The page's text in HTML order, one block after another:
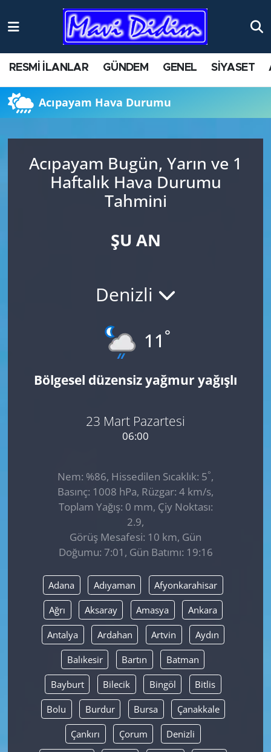
RESMİ İLANLAR GÜNDEM GENEL SİYASET
Acıpayam Hava Durumu
Acıpayam Bugün, Yarın ve 1
Haftalık Hava Durumu
Tahmini
ŞU AN
Denizli
11 °
Bölgesel düzensiz yağmur yağışlı
23 Mart Pazartesi
06:00
Nem: %86, Hissedilen Sıcaklık: 5°,
Basınç: 1008 hPa, Rüzgar: 4 km/s,
Toplam Yağış: 0 mm, Çiy Noktası:
2.9,
Görüş Mesafesi: 10 km, Gün
Doğumu: 7:01, Gün Batımı: 19:16
Adana Adıyaman Afyonkarahisar
Ağrı Aksaray Amasya Ankara
Antalya Ardahan Artvin Aydın
Balıkesir Bartın Batman
Bayburt Bilecik Bingöl Bitlis
Bolu Burdur Bursa Çanakkale
Çankırı Çorum Denizli
ANTİK YERLER
AYDIN
BİLİM VE TEKNOLOJİ
ÇEVRE
HABERDE İNSAN
KÜLTÜR SANAT
MAGAZİN
SAĞLIK
SİYASET
Nöbetçi Eczaneler
Namaz Vakitleri
Trafik Durumu
Süper Lig Puan Durumu ve Fikstür
Tüm Manşetler